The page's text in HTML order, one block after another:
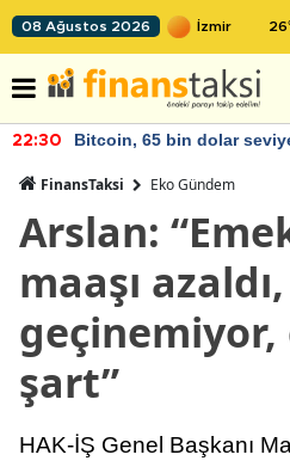
08 Ağustos 2026 26
Bitcoin, 65 bin dolar
FinansTaksi Eko Gündem
Arslan:
maaşı
geçinemiyor,
şart”
HAK-İŞ Genel Başkanı